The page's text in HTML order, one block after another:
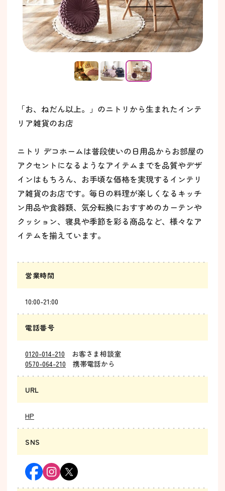
「お、ねだん以上。」のニトリから生まれたインテ
リア雑貨のお店
ニトリ デコホームは普段使いの日用品からお部屋の
アクセントになるようなアイテムまでを品質やデザ
インはもちろん、お手頃な価格を実現するインテリ
ア雑貨のお店です。毎日の料理が楽しくなるキッチ
ン用品や食器類、気分転換におすすめのカーテンや
クッション、寝具や季節を彩る商品など、様々なア
イテムを揃えています。
営業時間
10:00-21:00
電話番号
0120-014-210
お客さま相談室
0570-064-210
携帯電話から
URL
HP
SNS